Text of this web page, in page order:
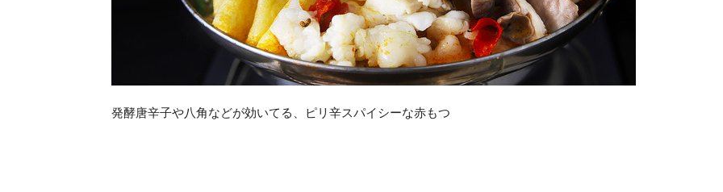
発酵唐辛子や八角などが効いてる、ピリ辛スパイシーな赤もつ